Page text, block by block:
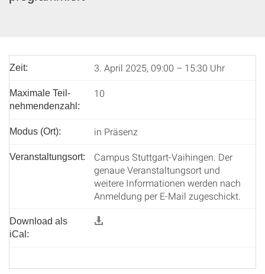
Zeit: 3. April 2025, 09:00 – 15:30 Uhr
Maximale Teil­
nehmenden­zahl:
10
Modus (Ort): in Präsenz
Veranstaltungsort:
Campus Stuttgart-Vaihingen. Der
genaue Veranstaltungsort und
weitere Informationen werden nach
Anmeldung per E-Mail zugeschickt.
Download als
iCal: